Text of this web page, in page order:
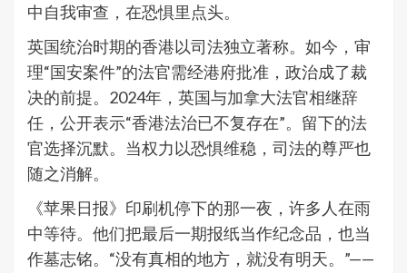
中自我审查，在恐惧里点头。
英国统治时期的香港以司法独立著称。如今，审
理“国安案件”的法官需经港府批准，政治成了裁
决的前提。2024年，英国与加拿大法官相继辞
任，公开表示“香港法治已不复存在”。留下的法
官选择沉默。当权力以恐惧维稳，司法的尊严也
随之消解。
《苹果日报》印刷机停下的那一夜，许多人在雨
中等待。他们把最后一期报纸当作纪念品，也当
作墓志铭。“没有真相的地方，就没有明天。”——